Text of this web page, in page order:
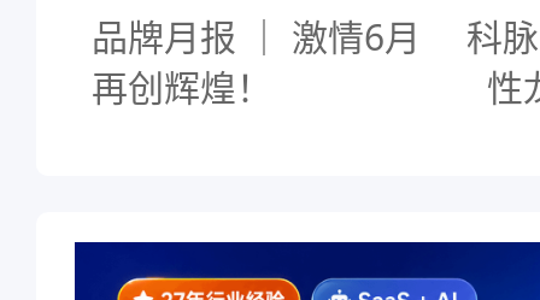
品牌月报 ｜ 激情6月
再创辉煌！
科
性